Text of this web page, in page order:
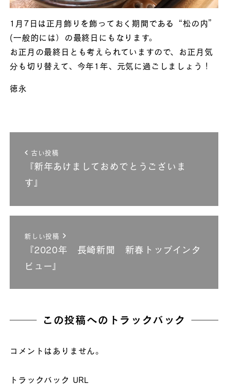
1月7日は正月飾りを飾っておく期間である“松の内”
(一般的には）の最終日にもなります。
お正月の最終日とも考えられていますので、お正月気
分も切り替えて、今年1年、元気に過ごしましょう！
徳永
古い投稿
『新年あけましておめでとうございま
す』
新しい投稿
『2020年 長崎新聞 新春トップインタ
ビュー』
この投稿へのトラックバック
コメントはありません。
トラックバック URL